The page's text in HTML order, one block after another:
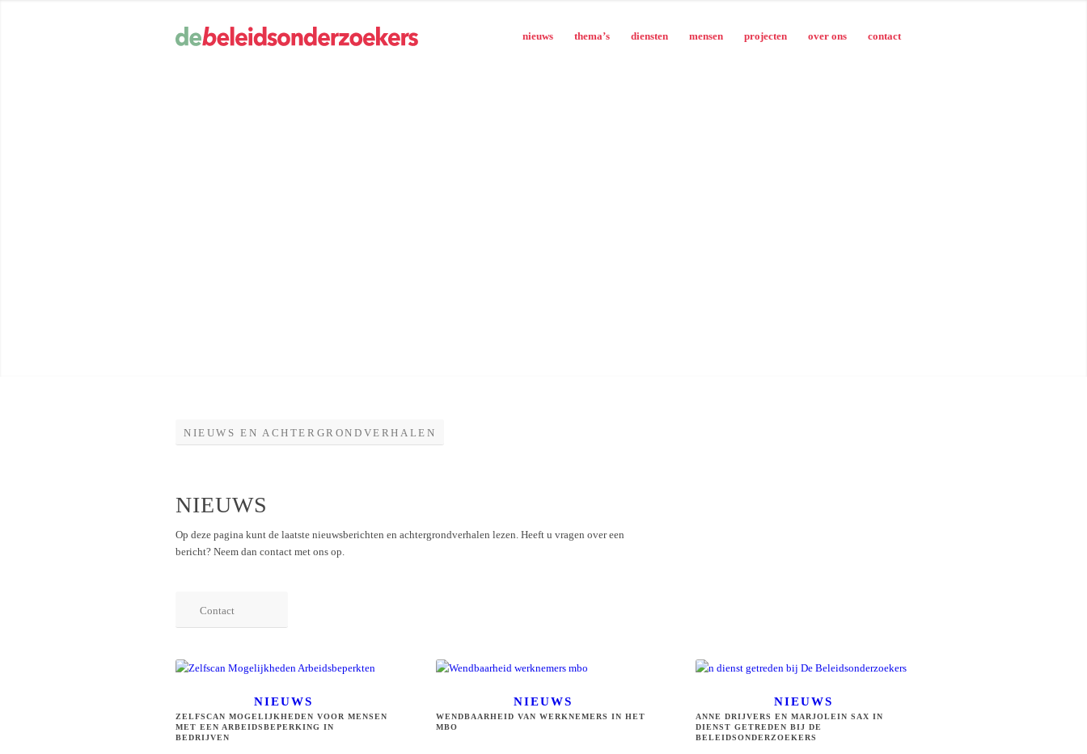
nieuws thema’s diensten mensen projecten over ons contact
NIEUWS EN ACHTERGRONDVERHALEN
NIEUWS
Op deze pagina kunt de laatste nieuwsberichten en achtergrondverhalen lezen. Heeft u vragen over een
bericht? Neem dan contact met ons op.
Contact
NIEUWS
ZELFSCAN MOGELIJKHEDEN VOOR MENSEN
MET EEN ARBEIDSBEPERKING IN
BEDRIJVEN
NIEUWS
WENDBAARHEID VAN WERKNEMERS IN HET
MBO
NIEUWS
ANNE DRIJVERS EN MARJOLEIN SAX IN
DIENST GETREDEN BIJ DE
BELEIDSONDERZOEKERS